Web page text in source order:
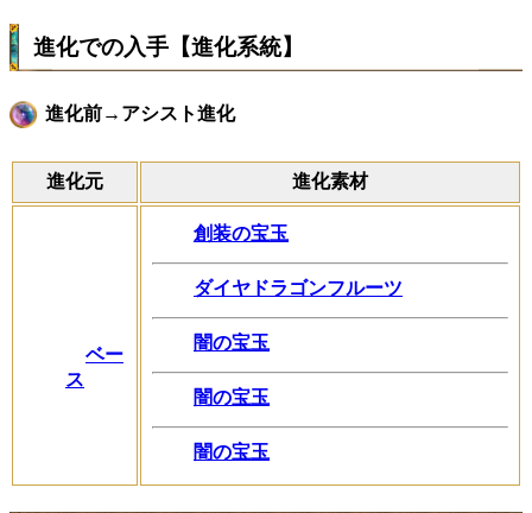
進化での入手【進化系統】
進化前→アシスト進化
進化元 進化素材
ベー
ス
創装の宝玉
ダイヤドラゴンフルーツ
闇の宝玉
闇の宝玉
闇の宝玉